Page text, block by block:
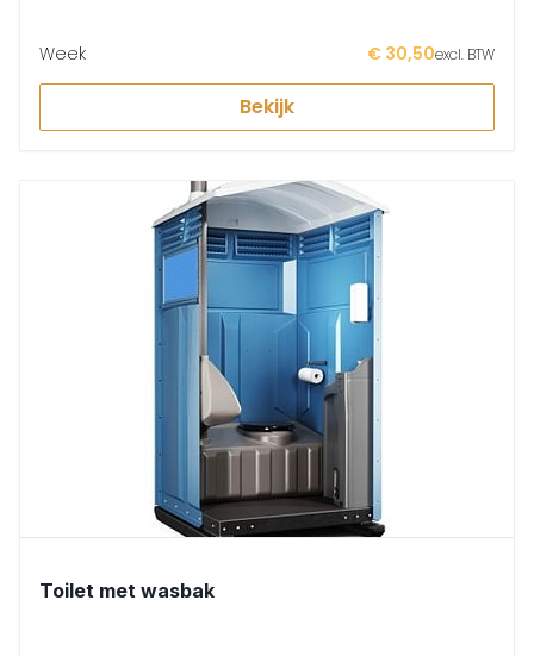
Week € 30,50excl. BTW
Bekijk
Toilet met wasbak